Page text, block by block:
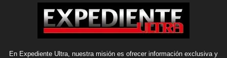
En Expediente Ultra, nuestra misión es ofrecer información exclusiva y